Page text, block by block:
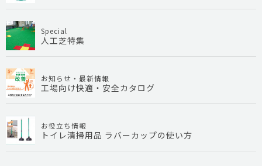
Special
人工芝特集
お知らせ・最新情報
工場向け快適・安全カタログ
お役立ち情報
トイレ清掃用品 ラバーカップの使い方